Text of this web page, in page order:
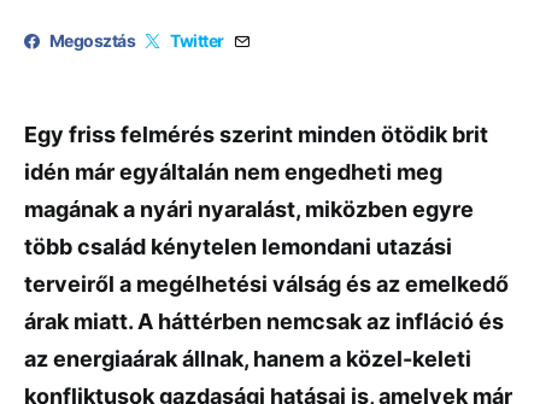
Megosztás Twitter
Egy friss felmérés szerint minden ötödik brit
idén már egyáltalán nem engedheti meg
magának a nyári nyaralást, miközben egyre
több család kénytelen lemondani utazási
terveiről a megélhetési válság és az emelkedő
árak miatt. A háttérben nemcsak az infláció és
az energiaárak állnak, hanem a közel-keleti
konfliktusok gazdasági hatásai is, amelyek már